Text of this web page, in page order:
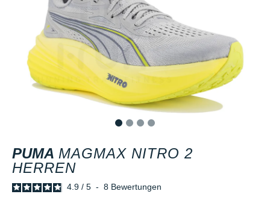
PUMA MAGMAX NITRO 2
HERREN
4.9 / 5 - 8 Bewertungen